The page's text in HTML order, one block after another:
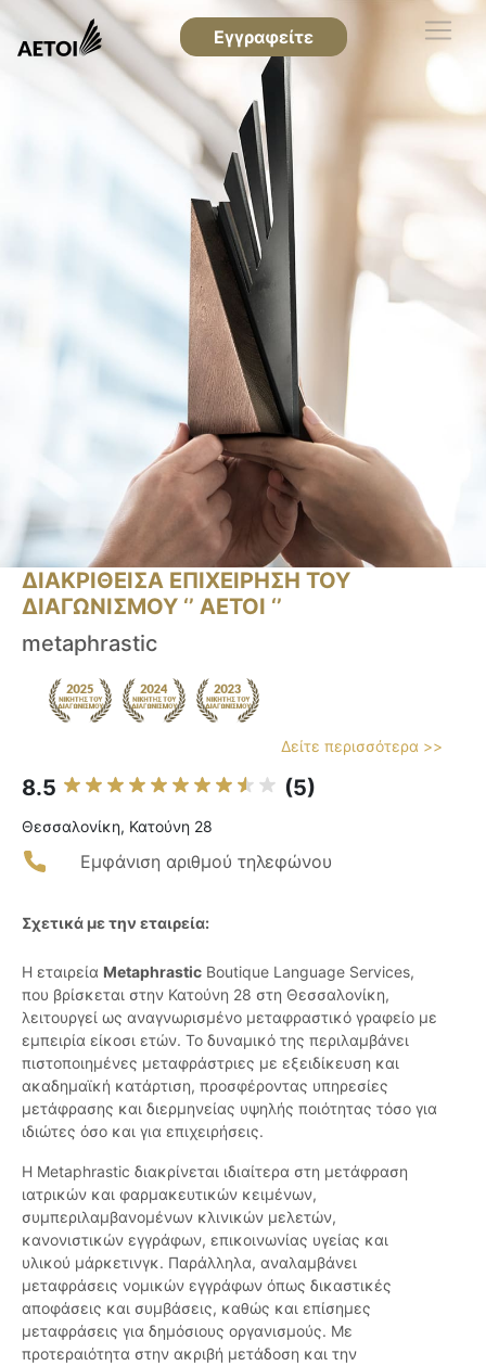
Εγγραφείτε
ΔΙΑΚΡΙΘΕΙΣΑ ΕΠΙΧΕΙΡΗΣΗ ΤΟΥ
ΔΙΑΓΩΝΙΣΜΟΥ ‘’ ΑΕΤΟΙ ‘’
metaphrastic
Δείτε περισσότερα >>
8.5 (5)
Θεσσαλονίκη, Κατούνη 28
Εμφάνιση αριθμού τηλεφώνου
Σχετικά με την εταιρεία:
Η εταιρεία Metaphrastic Boutique Language Services,
που βρίσκεται στην Κατούνη 28 στη Θεσσαλονίκη,
λειτουργεί ως αναγνωρισμένο μεταφραστικό γραφείο με
εμπειρία είκοσι ετών. Το δυναμικό της περιλαμβάνει
πιστοποιημένες μεταφράστριες με εξειδίκευση και
ακαδημαϊκή κατάρτιση, προσφέροντας υπηρεσίες
μετάφρασης και διερμηνείας υψηλής ποιότητας τόσο για
ιδιώτες όσο και για επιχειρήσεις.
Η Metaphrastic διακρίνεται ιδιαίτερα στη μετάφραση
ιατρικών και φαρμακευτικών κειμένων,
συμπεριλαμβανομένων κλινικών μελετών,
κανονιστικών εγγράφων, επικοινωνίας υγείας και
υλικού μάρκετινγκ. Παράλληλα, αναλαμβάνει
μεταφράσεις νομικών εγγράφων όπως δικαστικές
αποφάσεις και συμβάσεις, καθώς και επίσημες
μεταφράσεις για δημόσιους οργανισμούς. Με
προτεραιότητα στην ακριβή μετάδοση και την